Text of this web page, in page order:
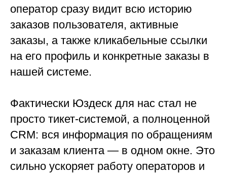
оператор сразу видит всю историю
заказов пользователя, активные
заказы, а также кликабельные ссылки
на его профиль и конкретные заказы в
нашей системе.
Фактически Юздеск для нас стал не
просто тикет-системой, а полноценной
CRM: вся информация по обращениям
и заказам клиента — в одном окне. Это
сильно ускоряет работу операторов и